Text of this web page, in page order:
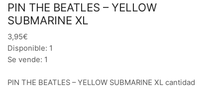
PIN THE BEATLES – YELLOW
SUBMARINE XL
3,95€
Disponible: 1
Se vende: 1
PIN THE BEATLES – YELLOW SUBMARINE XL cantidad